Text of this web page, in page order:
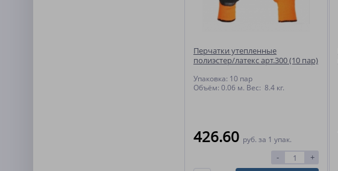
Перчатки утепленные
полиэстер/латекс арт.300 (10 пар)
Упаковка: 10 пар
Объём: 0.06 м. Вес: 8.4 кг.
426.60 руб. за 1 упак.
- +